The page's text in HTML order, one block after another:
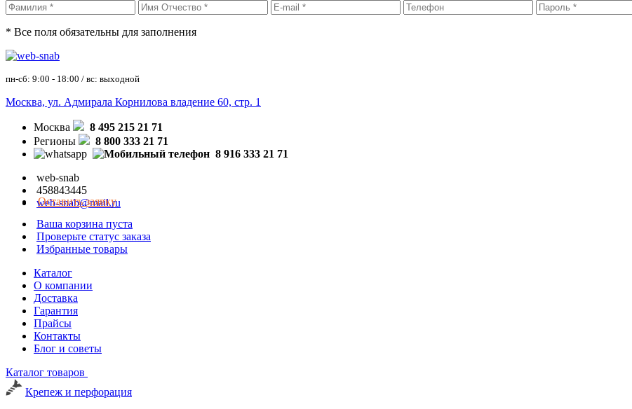
* Все поля обязательны для заполнения
пн-сб: 9:00 - 18:00 / вс: выходной
Москва, ул. Адмирала Корнилова владение 60, стр. 1
Москва
8 495 215 21 71
Регионы
8 800 333 21 71
8 916 333 21 71
web-snab
458843445
web-snab@mail.ru
Оставить заявку
Ваша корзина пуста
Проверьте статус заказа
Избранные товары
Каталог
О компании
Доставка
Гарантия
Прайсы
Контакты
Блог и советы
Каталог товаров
Крепеж и перфорация